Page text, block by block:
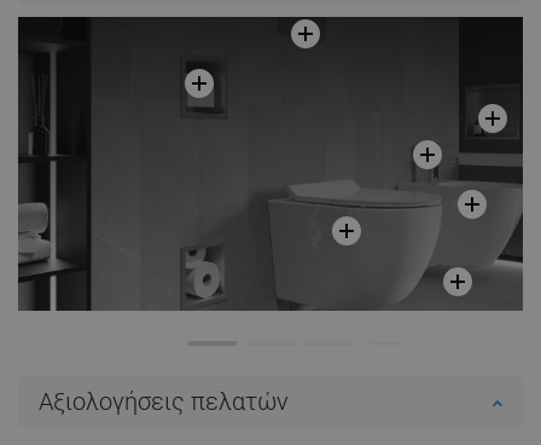
Αξιολογήσεις πελατών